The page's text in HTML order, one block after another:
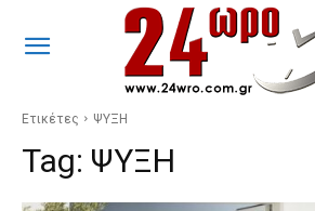
Ετικέτες ΨΥΞΗ
Tag: ΨΥΞΗ